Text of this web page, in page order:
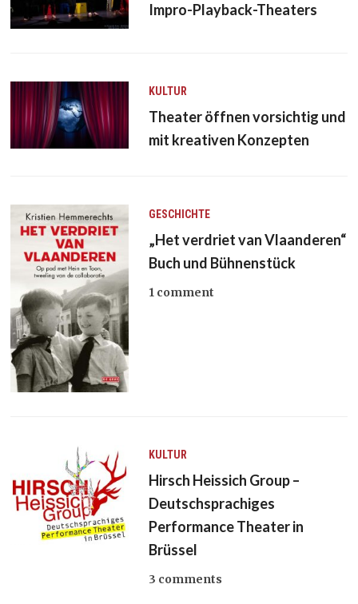
Impro-Playback-Theaters
KULTUR
Theater öffnen vorsichtig und
mit kreativen Konzepten
GESCHICHTE
„Het verdriet van Vlaanderen“
Buch und Bühnenstück
1 comment
KULTUR
Hirsch Heissich Group –
Deutschsprachiges
Performance Theater in
Brüssel
3 comments